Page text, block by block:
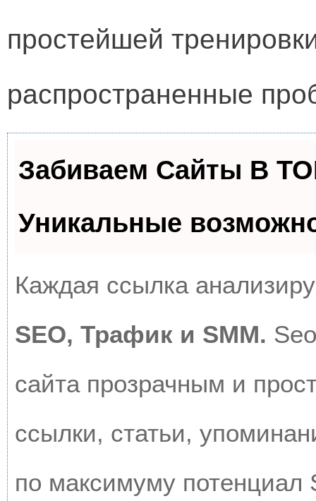
простейшей
распространенные
Забиваем Сайты В
Уникальные
Каждая ссылка
SEO, Трафик и SMM.
сайта прозрачным и
ссылки, статьи,
по максимуму потенциал